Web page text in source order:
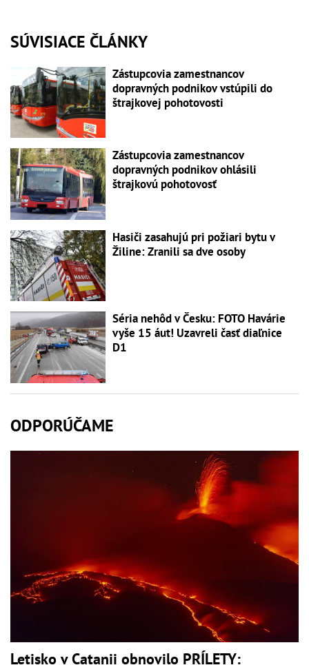
SÚVISIACE ČLÁNKY
Zástupcovia zamestnancov
dopravných podnikov vstúpili do
štrajkovej pohotovosti
Zástupcovia zamestnancov
dopravných podnikov ohlásili
štrajkovú pohotovosť
Hasiči zasahujú pri požiari bytu v
Žiline: Zranili sa dve osoby
Séria nehôd v Česku: FOTO Havárie
vyše 15 áut! Uzavreli časť diaľnice
D1
ODPORÚČAME
Letisko v Catanii obnovilo PRÍLETY: